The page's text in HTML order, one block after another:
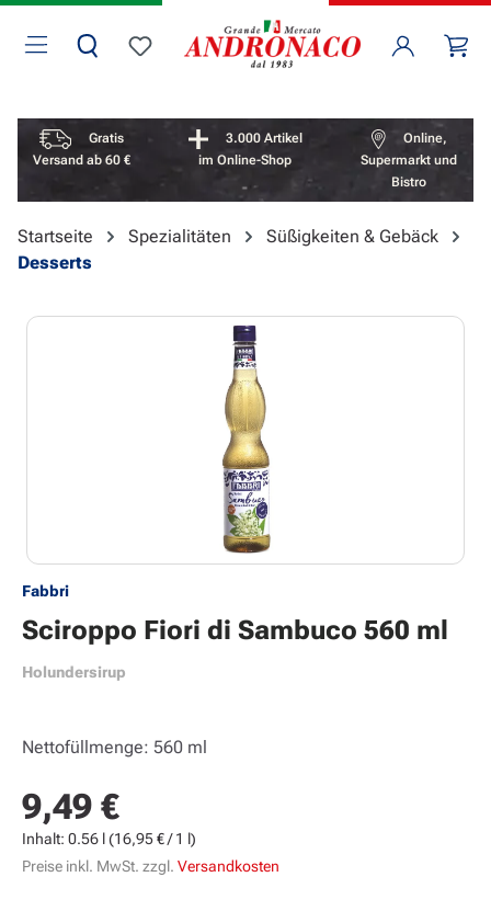
Zum Hauptinhalt springen
Du hast 0 Produkte auf dem Merkzettel
Vorteile überspringen
Gratis
Versand ab 60 €
3.000 Artikel
im Online-Shop
Online,
Supermarkt und
Bistro
Startseite Spezialitäten
Süßigkeiten & Gebäck
Desserts
Bildergalerie überspringen
Fabbri
Sciroppo Fiori di Sambuco 560 ml
Holundersirup
Nettofüllmenge: 560 ml
Regulärer Preis:
9,49 €
Inhalt: 0.56 l(16,95 € / 1 l)
Preise inkl. MwSt. zzgl. Versandkosten